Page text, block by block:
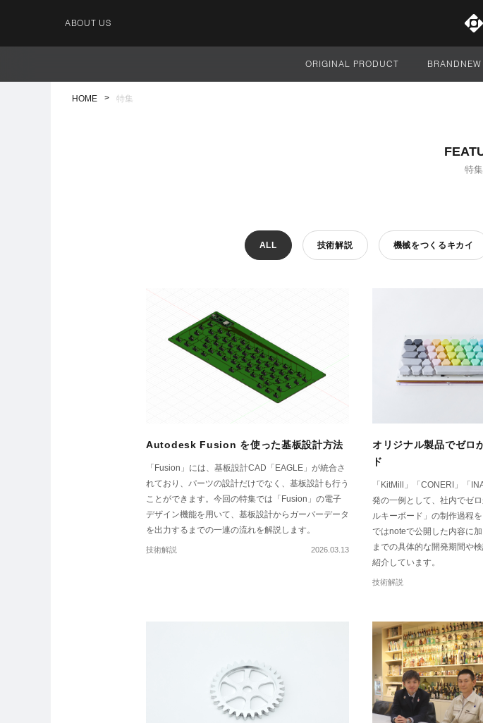
ABOUT US
サイト全体
ORIGINAL PRODUCT
HOME 特集
特集
ALL 技術解説 機械をつくるキカイ
Autodesk Fusion を使った基板設計方法
「Fusion」には、基板設計CAD「EAGLE」が統合さ
れており、パーツの設計だけでなく、基板設計も行う
ことができます。今回の特集では「Fusion」の電子
デザイン機能を用いて、基板設計からガーバーデータ
を出力するまでの一連の流れを解説します。
技術解説 2026.03.13
オリジナル製品でゼロ
ド
「KitMill」「CONERI」「
発の一例として、社内でゼ
ルキーボード」の制作過程
ではnoteで公開した内容に
までの具体的な開発期間や
紹介しています。
技術解説